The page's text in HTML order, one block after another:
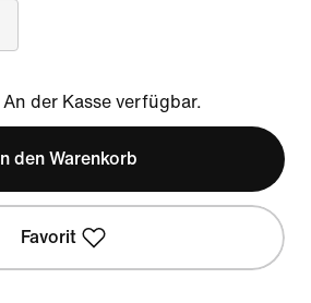
Klarna
An der Kasse verfügbar.
In den Warenkorb
Favorit